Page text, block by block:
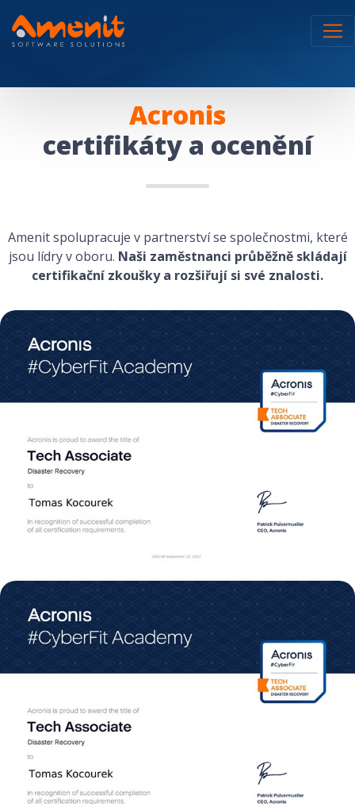
Acronis
certifikáty a ocenění
Amenit spolupracuje v partnerství se společnostmi, které
jsou lídry v oboru. Naši zaměstnanci průběžně skládají
certifikační zkoušky a rozšiřují si své znalosti.